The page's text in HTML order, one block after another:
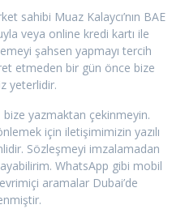
sahibi Muaz Kalaycı’nın BAE
veya online kredi kartı ile
şahsen yapmayı tercih
etmeden bir gün önce bize
yeterlidir.
yazmaktan çekinmeyin.
için iletişimimizin yazılı
Sözleşmeyi imzalamadan
WhatsApp gibi mobil
aramalar Dubai’de